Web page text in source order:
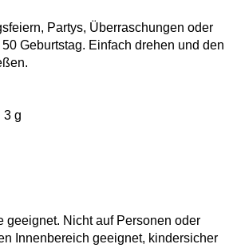
Partys, Überraschungen oder
Geburtstag. Einfach drehen und den
3 g
geeignet. Nicht auf Personen oder
Innenbereich geeignet, kindersicher